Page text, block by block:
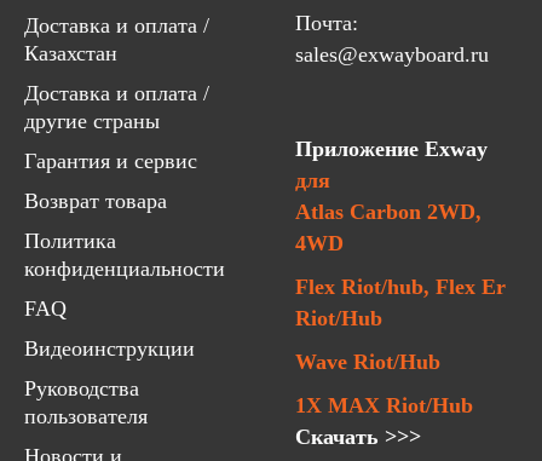
Доставка и оплата /
Казахстан
Доставка и оплата /
другие страны
Гарантия и сервис
Возврат товара
Политика
конфиденциальности
FAQ
Видеоинструкции
Руководства
пользователя
Почта:
sales@exwayboard.ru
Приложение Exway
для
Atlas Carbon 2WD,
4WD
Flex Riot/hub, Flex Er
Riot/Hub
Wave Riot/Hub
1X MAX Riot/Hub
Скачать >>>